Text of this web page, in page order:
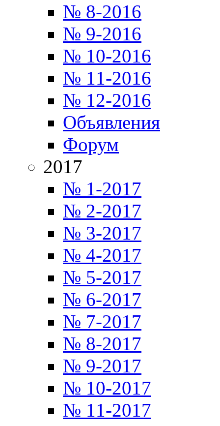
№ 8-2016
№ 9-2016
№ 10-2016
№ 11-2016
№ 12-2016
Объявления
Форум
2017
№ 1-2017
№ 2-2017
№ 3-2017
№ 4-2017
№ 5-2017
№ 6-2017
№ 7-2017
№ 8-2017
№ 9-2017
№ 10-2017
№ 11-2017